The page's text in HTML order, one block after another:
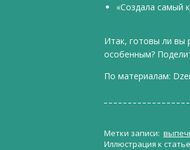
«Создала самый
Итак, готовы ли вы
особенным?
По материалам:
Метки записи:
Иллюстрация к